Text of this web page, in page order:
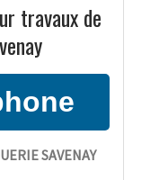
travaux de
SAVENAY